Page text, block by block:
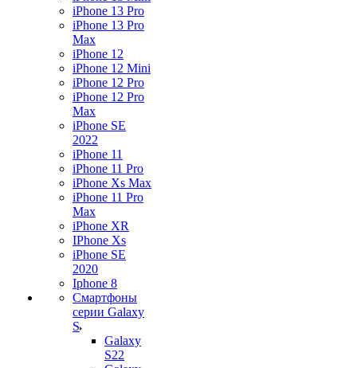
iPhone 13 Pro
iPhone 13 Pro
Max
iPhone 12
iPhone 12 Mini
iPhone 12 Pro
iPhone 12 Pro
Max
iPhone SE
2022
iPhone 11
iPhone 11 Pro
iPhone Xs Max
iPhone 11 Pro
Max
iPhone XR
IPhone Xs
iPhone SE
2020
Iphone 8
Смартфоны
серии Galaxy
S
Galaxy
S22